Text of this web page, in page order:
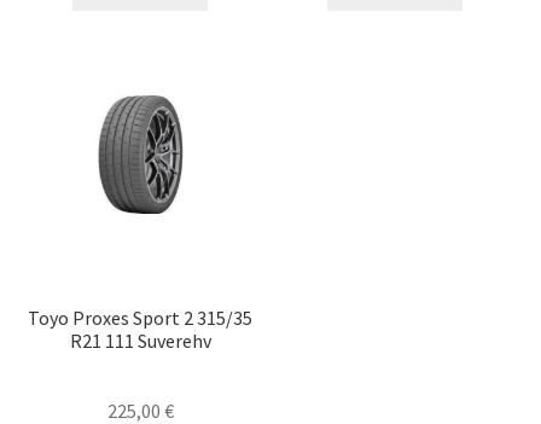
Toyo Proxes Sport 2 315/35
R21 111 Suverehv
225,00 €